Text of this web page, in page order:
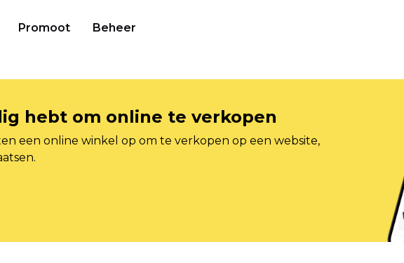
Promoot Beheer
hebt om online te verkopen
een online winkel op om te verkopen op een website,